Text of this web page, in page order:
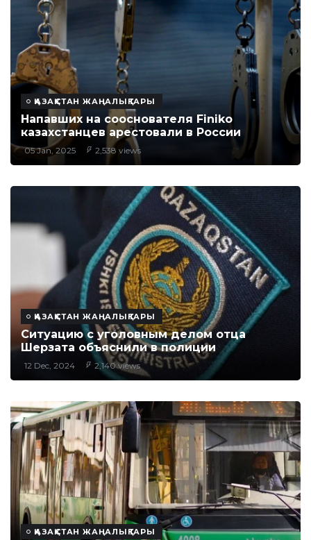
ҚАЗАҚСТАН ЖАҢАЛЫҚТАРЫ
Напавших на сооснователя Finiko
казахстанцев арестовали в России
05 Jan, 2025 2,538 views
ҚАЗАҚСТАН ЖАҢАЛЫҚТАРЫ
Ситуацию с уголовным делом отца
Шерзата объяснили в полиции
12 Dec, 2024 2,140 views
ҚАЗАҚСТАН ЖАҢАЛЫҚТАРЫ